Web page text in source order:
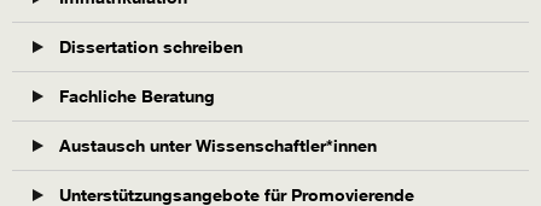
Dissertation schreiben
Fachliche Beratung
Austausch unter Wissenschaftler*innen
Unterstützungsangebote für Promovierende